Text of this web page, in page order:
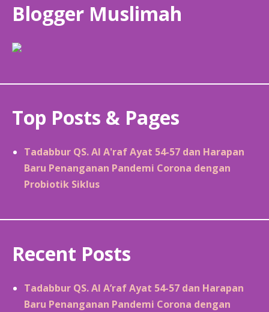
Blogger Muslimah
Top Posts & Pages
Tadabbur QS. Al A'raf Ayat 54-57 dan Harapan
Baru Penanganan Pandemi Corona dengan
Probiotik Siklus
Recent Posts
Tadabbur QS. Al A’raf Ayat 54-57 dan Harapan
Baru Penanganan Pandemi Corona dengan